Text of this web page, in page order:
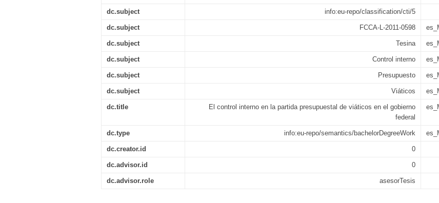
dc.subject info:eu-repo/classification/cti/5
dc.subject FCCA-L-2011-0598
dc.subject Tesina
dc.subject Control interno
dc.subject Presupuesto
dc.subject Viáticos
dc.title
El control interno en la partida presupuestal de viáticos en el gobierno
federal
dc.type info:eu-repo/semantics/bachelorDegreeWork
dc.creator.id 0
dc.advisor.id 0
dc.advisor.role asesorTesis